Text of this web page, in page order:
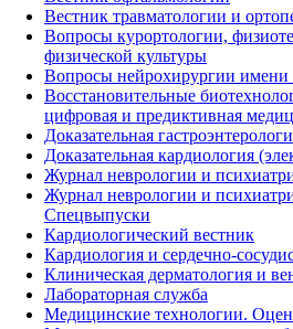
Вестник травматологии и
Вопросы курортологии,
физической культуры
Вопросы нейрохирургии
Восстановительные
цифровая и предиктивная
Доказательная
Доказательная кардиология
Журнал неврологии и
Журнал неврологии и
Спецвыпуски
Кардиологический вестник
Кардиология и сердечно-
Клиническая дерматология и
Лабораторная служба
Медицинские технологии.